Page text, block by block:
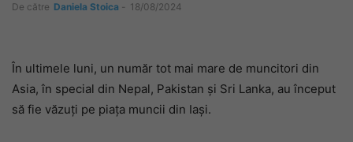
De către Daniela Stoica - 18/08/2024
În ultimele luni, un număr tot mai mare de muncitori din
Asia, în special din Nepal, Pakistan și Sri Lanka, au început
să fie văzuți pe piața muncii din Iași.